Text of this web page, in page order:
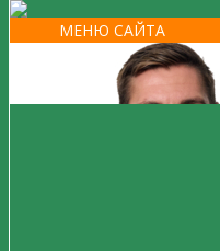
МЕНЮ САЙТА